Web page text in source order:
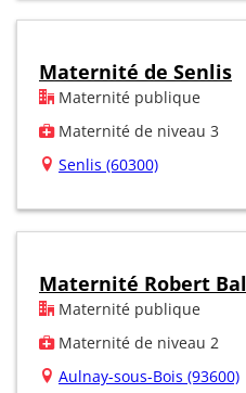
Maternité de Senlis
Maternité publique
Maternité de niveau 3
Senlis (60300)
Maternité Robert
Maternité publique
Maternité de niveau 2
Aulnay-sous-Bois (93600)